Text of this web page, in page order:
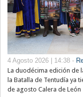
4 Agosto 2026 | 14:38 -
La duodécima edición de
la Batalla de Tentudía ya
de agosto Calera de León